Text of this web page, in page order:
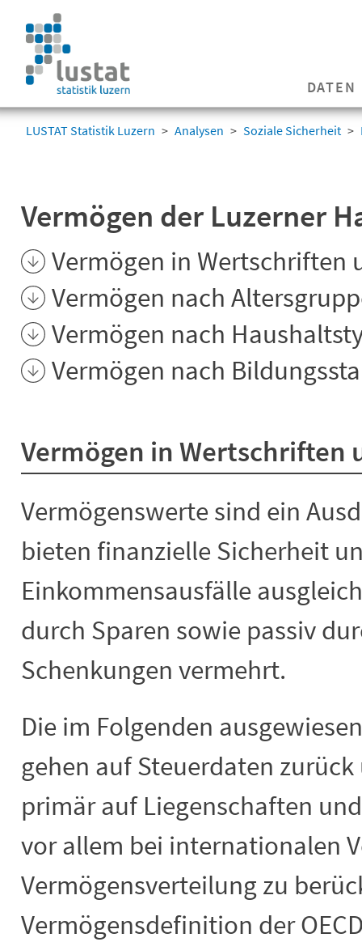
DATEN
LUSTAT Statistik Luzern Analysen Soziale Sicherheit
Vermögen der Luzerner
Vermögen in Wertschriften
Vermögen nach
Vermögen nach
Vermögen nach
Vermögen in Wertschriften
Vermögenswerte sind ein
bieten finanzielle Sicherheit
Einkommensausfälle
durch Sparen sowie passiv
Schenkungen vermehrt.
Die im Folgenden
gehen auf Steuerdaten
primär auf Liegenschaften
vor allem bei internationalen
Vermögensverteilung zu
Vermögensdefinition der